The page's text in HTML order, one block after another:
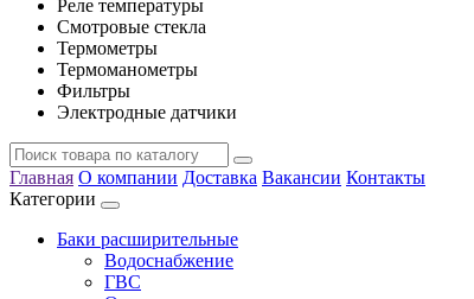
Реле температуры
Смотровые стекла
Термометры
Термоманометры
Фильтры
Электродные датчики
Главная О компании Доставка Вакансии Контакты
Категории
Баки расширительные
Водоснабжение
ГВС